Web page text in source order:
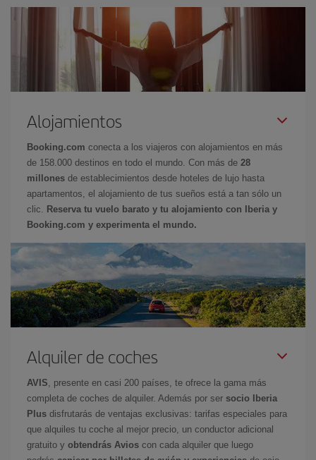
Alojamientos
Booking.com conecta a los viajeros con alojamientos en más
de 158.000 destinos en todo el mundo. Con más de 28
millones de establecimientos desde hoteles de lujo hasta
apartamentos, el alojamiento de tus sueños está a tan sólo un
clic.
Reserva tu vuelo barato y tu alojamiento con Iberia y
Booking.com y experimenta el mundo.
Alquiler de coches
AVIS , presente en casi 200 países, te ofrece la gama más
completa de coches de alquiler. Además por ser socio Iberia
Plus disfrutarás de ventajas exclusivas: tarifas especiales para
que alquiles tu coche al mejor precio, un conductor adicional
gratuito y obtendrás Avios con cada alquiler que luego